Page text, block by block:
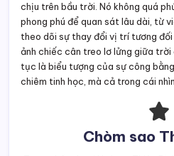
chịu trên bầu trời. Nó không quá
phong phú để quan sát lâu dài, từ
theo dõi sự thay đổi vị trí tương đối
ảnh chiếc cân treo lơ lửng giữa trời
tục là biểu tượng của sự công
chiêm tinh học, mà cả trong cái
Chòm sao